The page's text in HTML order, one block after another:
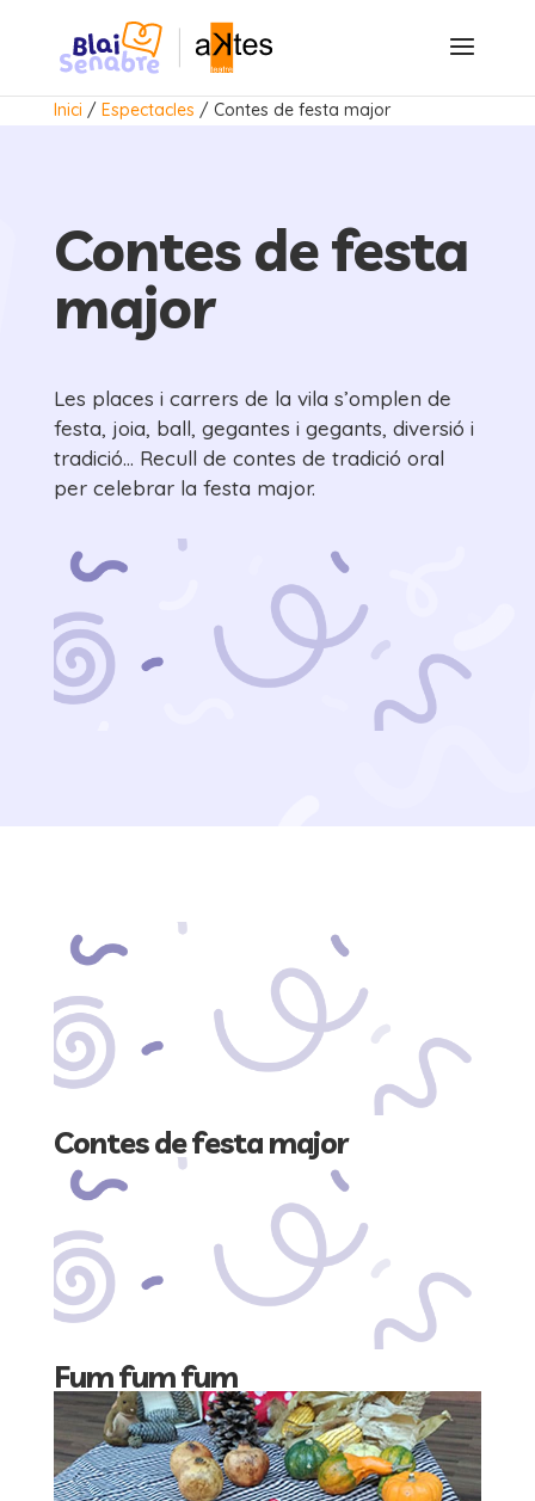
Inici / Espectacles / Contes de festa major
Contes de festa
major
Les places i carrers de la vila s’omplen de
festa, joia, ball, gegantes i gegants, diversió i
tradició… Recull de contes de tradició oral
per celebrar la festa major.
Contes de festa major
Fum fum fum